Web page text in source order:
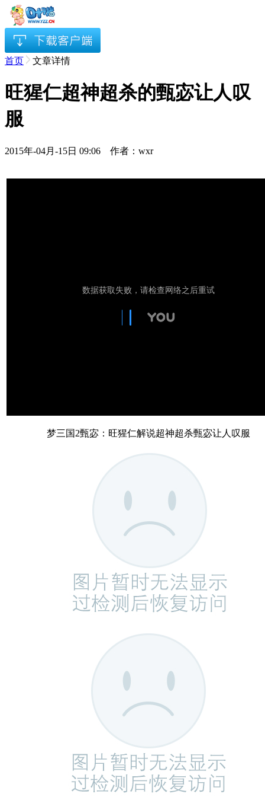
首页 文章详情
旺猩仁超神超杀的甄宓让人叹
服
2015年-04月-15日 09:06 作者：wxr
梦三国2甄宓：旺猩仁解说超神超杀甄宓让人叹服